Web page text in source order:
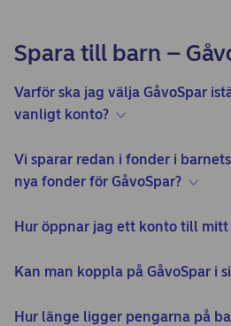
Spara till barn –
Varför ska jag välja GåvoSpar
vanligt konto?
Vi sparar redan i fonder i
nya fonder för GåvoSpar?
Hur öppnar jag ett konto till mitt
Kan man koppla på GåvoSpar i
Hur länge ligger pengarna på